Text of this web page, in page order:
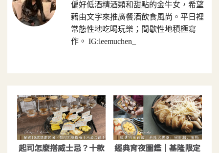
偏好低酒精酒類和甜點的金牛女，希望
藉由文字來推廣餐酒飲食風尚。平日裡
常態性地吃喝玩樂；間歇性地積極寫
作。 IG:leemuchen_
起司怎麼搭威士忌？十款
經典宵夜圖鑑｜基隆限定